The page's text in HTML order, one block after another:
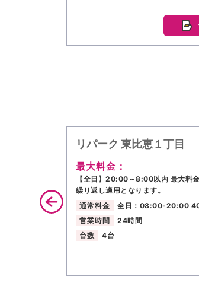
リパーク 東比恵１丁目
最大料金：
【全日】20:00～8:00以内 最大料金
繰り返し適用となります。
通常料金
全日：08:00-20:00
営業時間
24時間
台数
4台